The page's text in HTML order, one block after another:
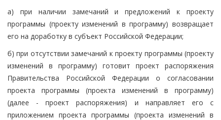
а) при наличии замечаний и предложений к проекту
программы (проекту изменений в программу) возвращает
его на доработку в субъект Российской Федерации;
б) при отсутствии замечаний к проекту программы (проекту
изменений в программу) готовит проект распоряжения
Правительства Российской Федерации о согласовании
проекта программы (проекта изменений в программу)
(далее - проект распоряжения) и направляет его с
приложением проекта программы (проекта изменений в